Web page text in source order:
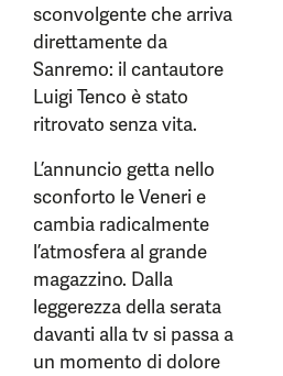
sconvolgente che arriva
direttamente da
Sanremo: il cantautore
Luigi Tenco è stato
ritrovato senza vita.
L’annuncio getta nello
sconforto le Veneri e
cambia radicalmente
l’atmosfera al grande
magazzino. Dalla
leggerezza della serata
davanti alla tv si passa a
un momento di dolore